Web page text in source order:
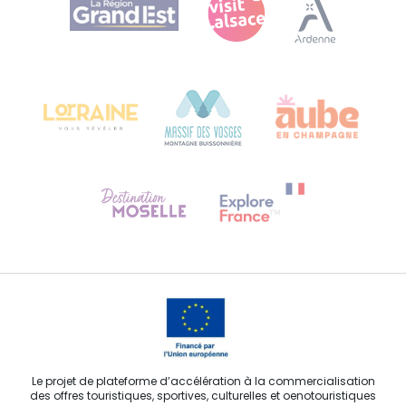
Plan de site
Bureau de Colmar (siège administratif)
Contactez-nous
Le projet de plateforme d’accélération à la commercialisation
des offres touristiques, sportives, culturelles et oenotouristiques